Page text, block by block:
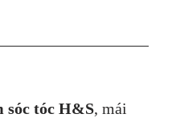
sóc tóc H&S, mái